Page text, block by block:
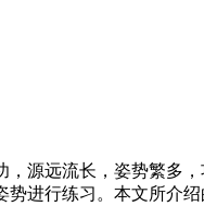
远流长，姿势繁多，
进行练习。本文所介